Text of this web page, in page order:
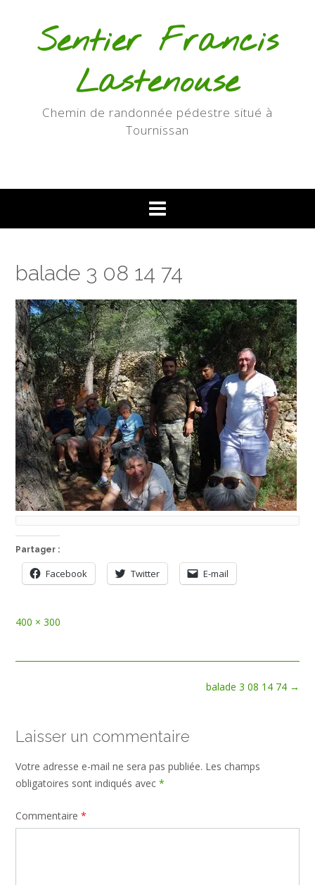
Sentier Francis
Lastenouse
Chemin de randonnée pédestre situé à
Tournissan
balade 3 08 14 74
Partager :
Facebook Twitter E-mail
Full
400 × 300
balade 3 08 14 74 →
Laisser un commentaire
Votre adresse e-mail ne sera pas publiée. Les champs
obligatoires sont indiqués avec *
Commentaire *